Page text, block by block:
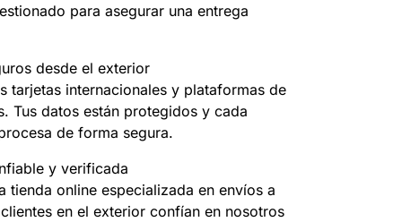
para asegurar una entrega
desde el exterior
tarjetas internacionales y plataformas de
Tus datos están protegidos y cada
de forma segura.
y verificada
tienda online especializada en envíos a
en el exterior confían en nosotros